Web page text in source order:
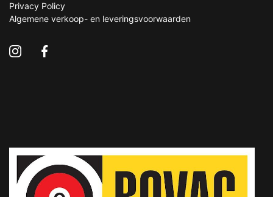
Privacy Policy
Algemene verkoop- en leveringsvoorwaarden